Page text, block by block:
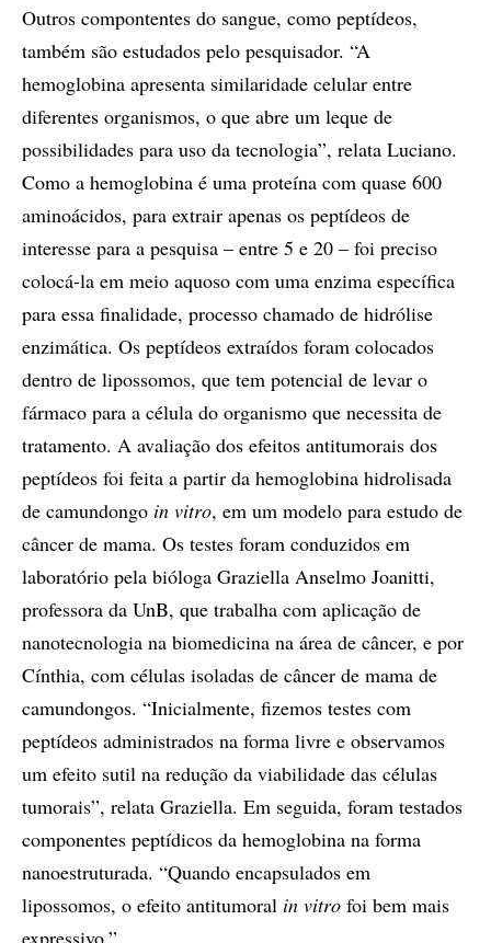
Outros compontentes do sangue, como peptídeos,
também são estudados pelo pesquisador. “A
hemoglobina apresenta similaridade celular entre
diferentes organismos, o que abre um leque de
possibilidades para uso da tecnologia”, relata Luciano.
Como a hemoglobina é uma proteína com quase 600
aminoácidos, para extrair apenas os peptídeos de
interesse para a pesquisa – entre 5 e 20 – foi preciso
colocá-la em meio aquoso com uma enzima específica
para essa finalidade, processo chamado de hidrólise
enzimática. Os peptídeos extraídos foram colocados
dentro de lipossomos, que tem potencial de levar o
fármaco para a célula do organismo que necessita de
tratamento. A avaliação dos efeitos antitumorais dos
peptídeos foi feita a partir da hemoglobina hidrolisada
de camundongo in vitro, em um modelo para estudo de
câncer de mama. Os testes foram conduzidos em
laboratório pela bióloga Graziella Anselmo Joanitti,
professora da UnB, que trabalha com aplicação de
nanotecnologia na biomedicina na área de câncer, e por
Cínthia, com células isoladas de câncer de mama de
camundongos. “Inicialmente, fizemos testes com
peptídeos administrados na forma livre e observamos
um efeito sutil na redução da viabilidade das células
tumorais”, relata Graziella. Em seguida, foram testados
componentes peptídicos da hemoglobina na forma
nanoestruturada. “Quando encapsulados em
lipossomos, o efeito antitumoral in vitro foi bem mais
expressivo.”